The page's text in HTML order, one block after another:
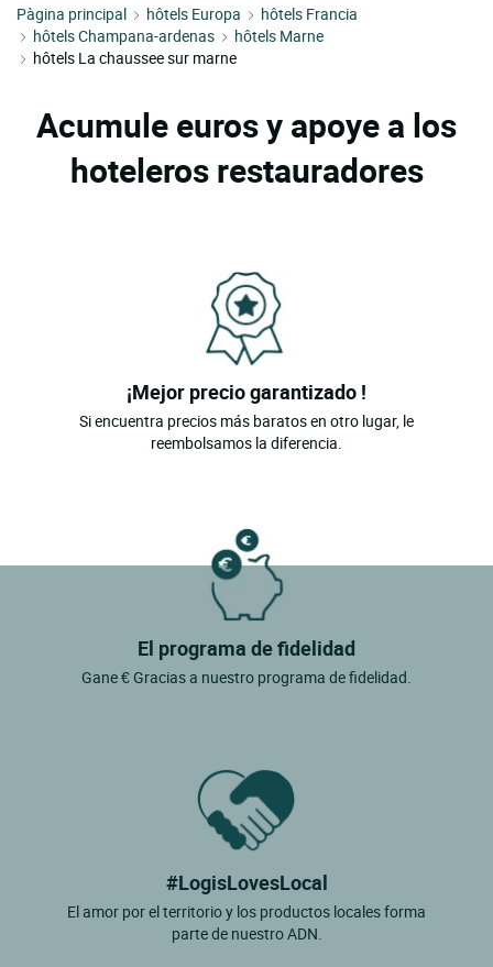
Pàgina principal hôtels Europa
hôtels Francia
hôtels Champana-ardenas
hôtels Marne
hôtels La chaussee sur marne
Acumule euros y apoye a los
hoteleros restauradores
¡Mejor precio garantizado !
Si encuentra precios más baratos en otro lugar, le
reembolsamos la diferencia.
El programa de fidelidad
Gane € Gracias a nuestro programa de fidelidad.
#LogisLovesLocal
El amor por el territorio y los productos locales forma
parte de nuestro ADN.